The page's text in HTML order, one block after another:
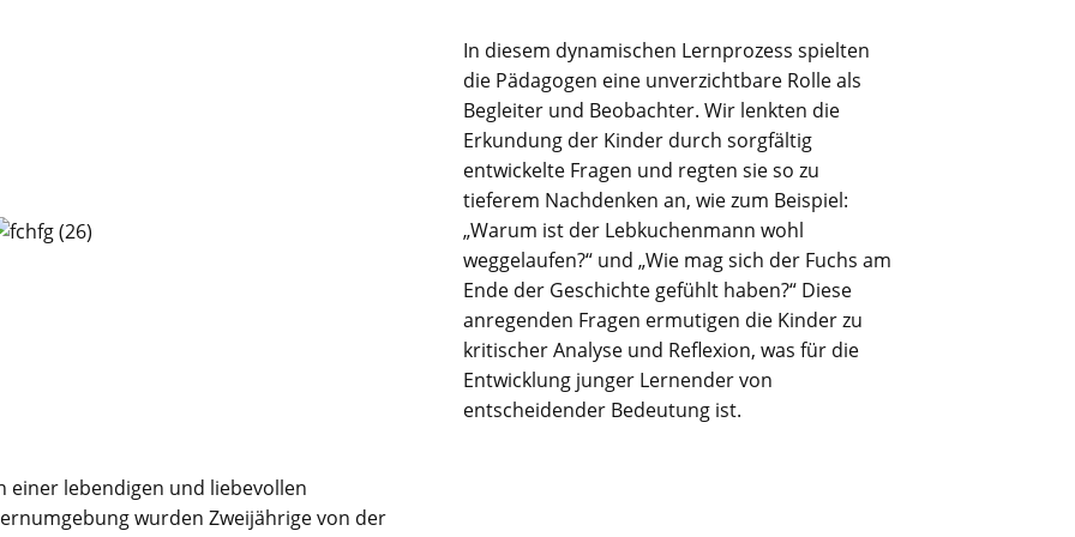
In diesem dynamischen Lernprozess spielten
die Pädagogen eine unverzichtbare Rolle als
Begleiter und Beobachter. Wir lenkten die
Erkundung der Kinder durch sorgfältig
entwickelte Fragen und regten sie so zu
tieferem Nachdenken an, wie zum Beispiel:
„Warum ist der Lebkuchenmann wohl
weggelaufen?“ und „Wie mag sich der Fuchs am
Ende der Geschichte gefühlt haben?“ Diese
anregenden Fragen ermutigen die Kinder zu
kritischer Analyse und Reflexion, was für die
Entwicklung junger Lernender von
entscheidender Bedeutung ist.
einer lebendigen und liebevollen
wurden Zweijährige von der